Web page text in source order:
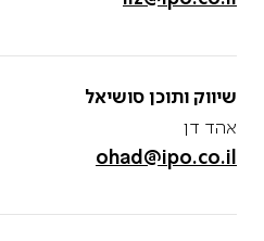
שיווק ותוכן סושיאל
אהד דן
ohad@ipo.co.il